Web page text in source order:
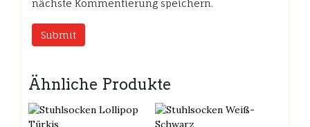
nächste Kommentierung speichern.
Ähnliche Produkte